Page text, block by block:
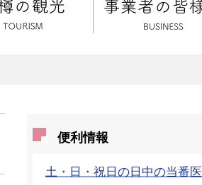
便利情報
土・日・祝日の日中の当番医